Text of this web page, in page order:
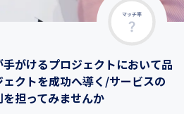
マッチ率
がけるプロジェクトにおいて品
クトを成功へ導く/サービスの
担ってみませんか